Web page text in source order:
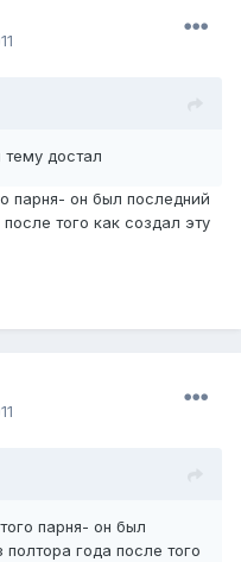
тему достал
парня- он был последний
того как создал эту
парня- он был
года после того